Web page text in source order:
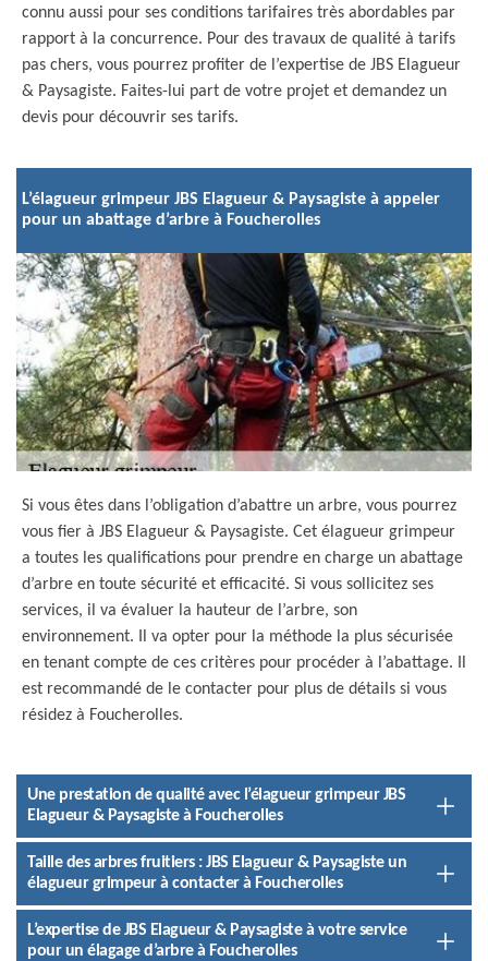
connu aussi pour ses conditions tarifaires très abordables par
rapport à la concurrence. Pour des travaux de qualité à tarifs
pas chers, vous pourrez profiter de l’expertise de JBS Elagueur
& Paysagiste. Faites-lui part de votre projet et demandez un
devis pour découvrir ses tarifs.
L’élagueur grimpeur JBS Elagueur & Paysagiste à appeler
pour un abattage d’arbre à Foucherolles
Si vous êtes dans l’obligation d’abattre un arbre, vous pourrez
vous fier à JBS Elagueur & Paysagiste. Cet élagueur grimpeur
a toutes les qualifications pour prendre en charge un abattage
d’arbre en toute sécurité et efficacité. Si vous sollicitez ses
services, il va évaluer la hauteur de l’arbre, son
environnement. Il va opter pour la méthode la plus sécurisée
en tenant compte de ces critères pour procéder à l’abattage. Il
est recommandé de le contacter pour plus de détails si vous
résidez à Foucherolles.
Une prestation de qualité avec l’élagueur grimpeur JBS
Elagueur & Paysagiste à Foucherolles
Taille des arbres fruitiers : JBS Elagueur & Paysagiste un
élagueur grimpeur à contacter à Foucherolles
L’expertise de JBS Elagueur & Paysagiste à votre service
pour un élagage d’arbre à Foucherolles